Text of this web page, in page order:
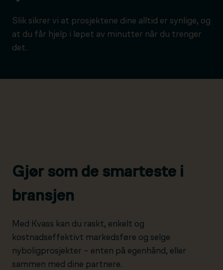
Slik sikrer vi at prosjektene dine alltid er synlige, og
at du får hjelp i løpet av minutter når du trenger
det.
Gjør som de smarteste i
bransjen
Med Kvass kan du raskt, enkelt og
kostnadseffektivt markedsføre og selge
nyboligprosjekter – enten på egenhånd, eller
sammen med dine partnere.